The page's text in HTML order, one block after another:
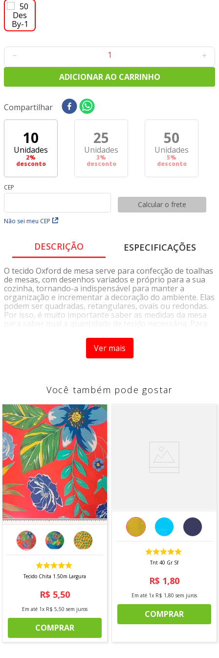
＋
－
ADICIONAR AO CARRINHO
Compartilhar
10
Unidades
2%
desconto
25
Unidades
3%
desconto
50
Unidades
5%
desconto
CEP
Não sei meu CEP
Calcular o frete
DESCRIÇÃO ESPECIFICAÇÕES
O tecido Oxford de mesa serve para confecção de toalhas
de mesas, com desenhos variados e próprio para a sua
cozinha, tornando-a indispensável para manter a
organização e incrementar a decoração do ambiente. Elas
podem ser quadradas, retangulares, ovais ou redondas.
Por isso, é muito importante saber as medidas da mesa
para saber qual a quantidade de tecido necessária. Para
comprimento e a largura. Para mesas redondas ou ovais
se mede o diâmetro. É preciso considerar também a
quantidade de tecido que ficará caído nas laterais.
Composição: 100% Poliéster
Gramatura: 180 g/ml
Largura: 1,50
Instrução de Lavagem:
-Lavagem até 40°C Processo Normal
-Não utilizar alvejante ou clareador
-Utilizar temperatura mínima
-Temperatura máxima do ferro 150°C
-Não limpar a seco
Observação:Vendido a cada 1,00 MT onde a medida se
refere a um metro de comprimento pela largura do
tecido. Caso seja solicitado 2 mts, será enviado metragem
corrida, sem cortes. Para pedidos acima de 15 metros, é
possível que haja fracionamento do corte*
Ver mais
Você também pode gostar
Tecido Chita 1.50m Largura
R$ 5,50
Em até 1x R$ 5,50 sem juros
COMPRAR
Tnt 40 Gr Sf
R$ 1,80
Em até 1x R$ 1,80 sem juros
COMPRAR
8
tricoline digital
9º